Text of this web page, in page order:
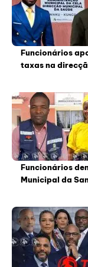
Funcionários
taxas na
Funcionários
Municipal da